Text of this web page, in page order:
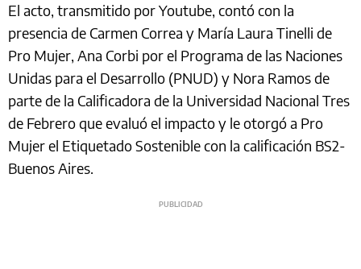
El acto, transmitido por Youtube, contó con la
presencia de Carmen Correa y María Laura Tinelli de
Pro Mujer, Ana Corbi por el Programa de las Naciones
Unidas para el Desarrollo (PNUD) y Nora Ramos de
parte de la Calificadora de la Universidad Nacional Tres
de Febrero que evaluó el impacto y le otorgó a Pro
Mujer el Etiquetado Sostenible con la calificación BS2-
Buenos Aires.